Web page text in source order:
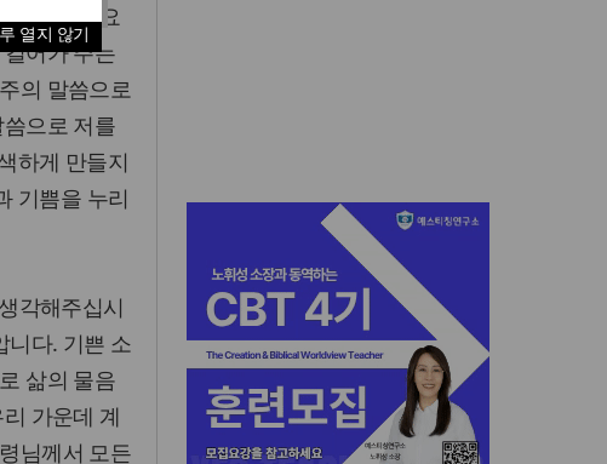
열지 않기
누군가 필요
어가 주는
의 말씀으로
으로 저를
하게 만들지
기쁨을 누리
각해주십시
니다. 기쁜 소
삶의 물음
가운데 계
님께서 모든